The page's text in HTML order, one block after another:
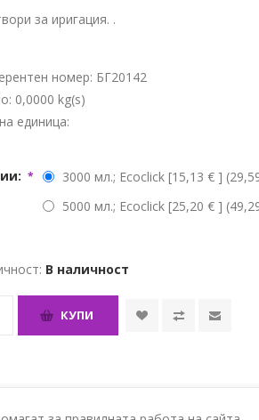
за иригация. .
номер: БГ20142
0,0000 kg(s)
единица:
*
3000 мл.; Ecoclick [15,13 € ]
5000 мл.; Ecoclick [25,20 € ]
В наличност
КУПИ